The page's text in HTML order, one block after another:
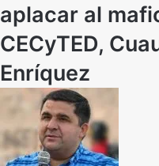
aplacar al
CECyTED,
Enríquez